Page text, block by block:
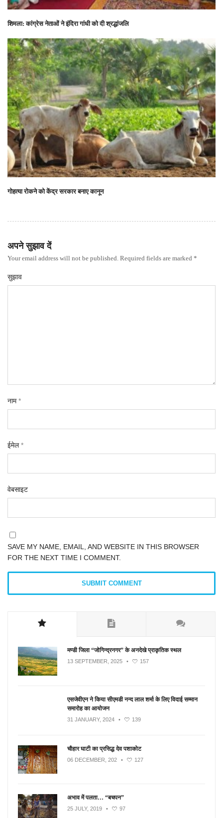
शिमला: कांग्रेस नेताओं ने इंदिरा गांधी को दी श्रद्धांजलि
गोहत्या रोकने को केंद्र सरकार बनाए कानून
अपने सुझाव दें
Your email address will not be published. Required fields are marked *
सुझाव
नाम*
ईमेल*
वेबसाइट
SAVE MY NAME, EMAIL, AND WEBSITE IN THIS BROWSER
FOR THE NEXT TIME I COMMENT.
मण्डी जिला “जोगिन्द्रनगर” के अनदेखे प्राकृतिक स्थल
13 SEPTEMBER, 2025 • 157
एसजेवीएन ने किया सीएमडी नन्‍द लाल शर्मा के लिए विदाई सम्मान
समारोह का आयोजन
31 JANUARY, 2024 • 139
चौहार घाटी का प्रसिद्ध देव पशाकोट
06 DECEMBER, 202 • 127
अभाव में पलता… “बचपन”
25 JULY, 2019 • 97